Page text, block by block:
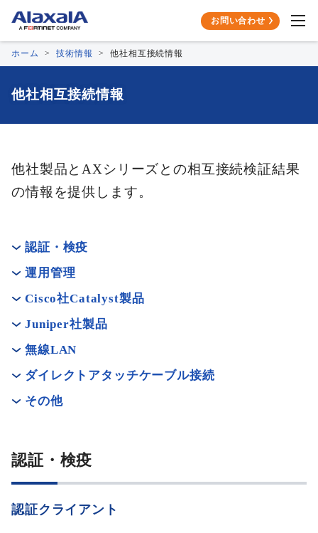
お問い合わせ
ホーム 技術情報 他社相互接続情報
他社相互接続情報
他社製品とAXシリーズとの相互接続検証結果
の情報を提供します。
認証・検疫
運用管理
Cisco社Catalyst製品
Juniper社製品
無線LAN
ダイレクトアタッチケーブル接続
その他
認証・検疫
認証クライアント